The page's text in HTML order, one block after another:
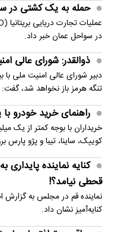
حمله به یک کشتی در
در سواحل عمان خبر داد.
ذوالقدر: شورای عالی
دبیر شورای عالی امنیت ملی با
تنگه هرمز باز نخواهد شد،
راهنمای خرید خودرو
خریداران با بوجه کمتر از یک
کوییک، ساینا، تیبا و پژو پارس
کنایه نماینده
قحطی نیامد؟!
نماینده قم در مجلس به گزارش
کنایه‌آمیز نشان داد.